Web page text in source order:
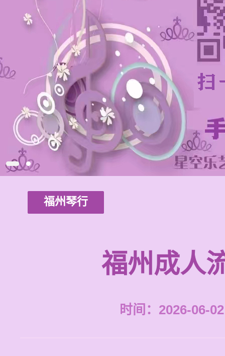
福州琴行
福州成人
时间：2026-06-